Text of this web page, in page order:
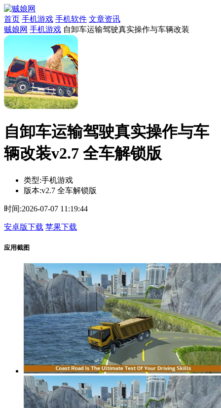
首页 手机游戏 手机软件 文章资讯
贼娘网 手机游戏 自卸车运输驾驶真实操作与车辆改装
自卸车运输驾驶真实操作与车
辆改装v2.7 全车解锁版
类型:手机游戏
版本:v2.7 全车解锁版
时间:2026-07-07 11:19:44
安卓版下载 苹果下载
应用截图